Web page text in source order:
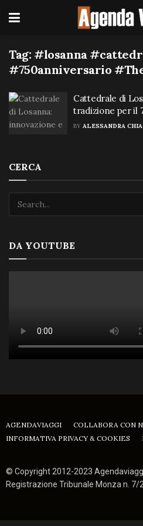
Tag: #losanna
#750anniversario
Cattedrale di
tradizione per il
BY ALESSANDRA
CERCA
DA YOUTUBE
AGENDAVIAGGI
COLLABORA CON
INFORMATIVA PRIVACY & COOKIES
© Copyright 2012-2023
Registrazione Tribunale Monza n. 7/